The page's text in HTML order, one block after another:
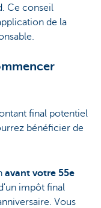
Ce conseil
de la
final potentiel
bénéficier de
avant votre 55e
impôt final
Vous